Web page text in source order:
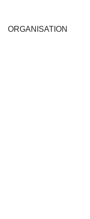
ORGANISATION